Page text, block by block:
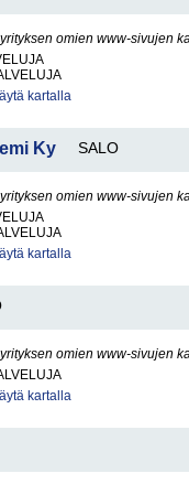
omien www-sivujen
kartalla
Ky SALO
omien www-sivujen
kartalla
omien www-sivujen
kartalla